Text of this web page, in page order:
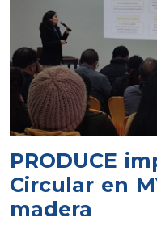
PRODUCE
Circular en
madera